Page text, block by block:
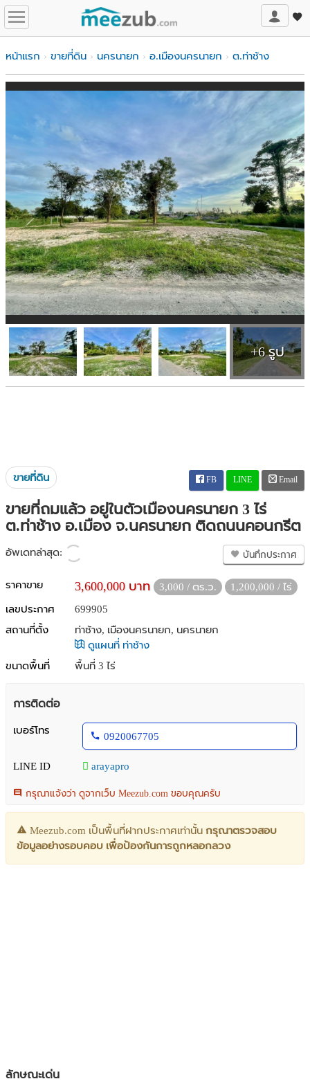
หน้าแรก ขายที่ดิน นครนายก อ.เมืองนครนายก ต.ท่าช้าง
+6 รูป
ขายที่ดิน FB LINE Email
ขายที่ถมแล้ว อยู่ในตัวเมืองนครนายก 3 ไร่
ต.ท่าช้าง อ.เมือง จ.นครนายก ติดถนนคอนกรีต
อัพเดทล่าสุด: บันทึกประกาศ
ราคาขาย 3,600,000 บาท 3,000 / ตร.ว.
1,200,000 / ไร่
เลขประกาศ
699905
สถานที่ตั้ง
ท่าช้าง, เมืองนครนายก, นครนายก
ดูแผนที่ ท่าช้าง
ขนาดพื้นที่
พื้นที่ 3 ไร่
การติดต่อ
เบอร์โทร
0920067705
LINE ID arayapro
กรุณาแจ้งว่า ดูจากเว็บ Meezub.com ขอบคุณครับ
Meezub.com เป็นพื้นที่ฝากประกาศเท่านั้น กรุณาตรวจสอบ
ข้อมูลอย่างรอบคอบ เพื่อป้องกันการถูกหลอกลวง
ลักษณะเด่น